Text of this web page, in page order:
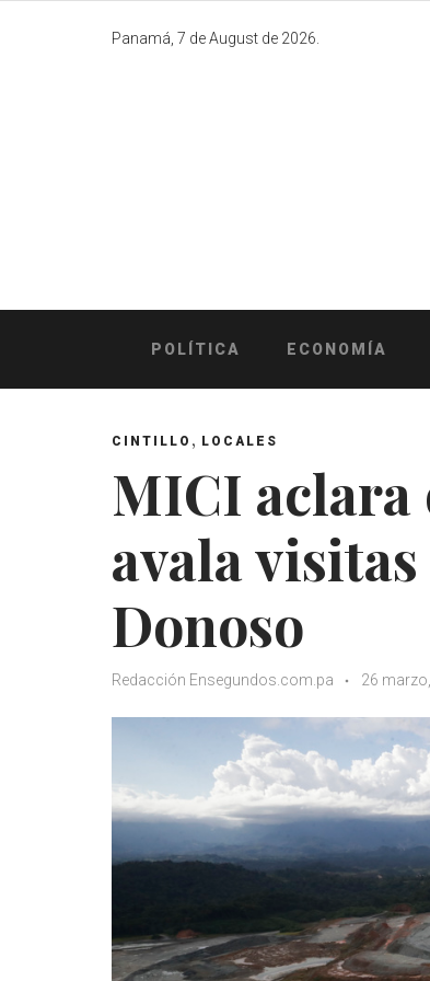
Panamá, 7 de August de 2026.
POLÍTICA ECONOMÍA
CINTILLO , LOCALES
MICI aclara
avala
Donoso
Redacción Ensegundos.com.pa 26